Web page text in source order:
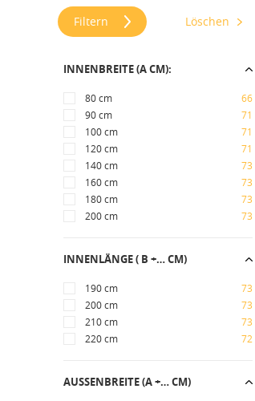
Filtern Löschen
INNENBREITE (A CM):
80 cm
66
90 cm
71
100 cm
71
120 cm
71
140 cm
73
160 cm
73
180 cm
73
200 cm
73
INNENLÄNGE ( B +… CM)
190 cm
73
200 cm
73
210 cm
73
220 cm
72
AUSSENBREITE (A +… CM)